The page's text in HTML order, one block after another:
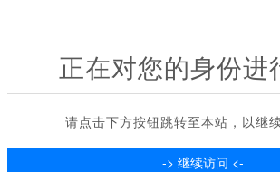
正在对您的身份进
请点击下方按钮跳转至本站，以继